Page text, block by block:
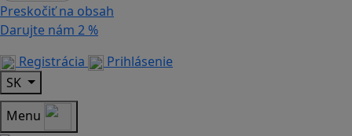
Preskočiť na obsah
Darujte nám 2 %
Registrácia
Prihlásenie
SK
Menu